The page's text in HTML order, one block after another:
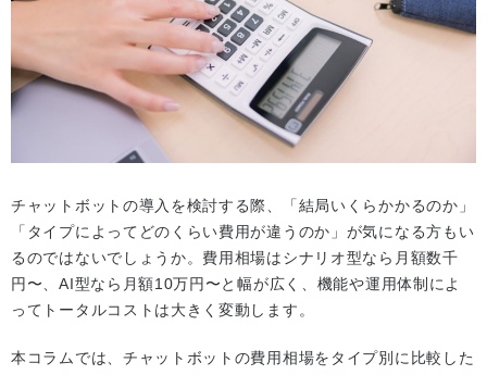
チャットボットの導入を検討する際、「結局いくらかかるのか」
「タイプによってどのくらい費用が違うのか」が気になる方もい
るのではないでしょうか。費用相場はシナリオ型なら月額数千
円〜、AI型なら月額10万円〜と幅が広く、機能や運用体制によ
ってトータルコストは大きく変動します。
本コラムでは、チャットボットの費用相場をタイプ別に比較した